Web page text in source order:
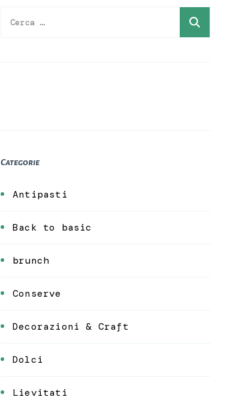
Ricerca
Categorie
Antipasti
Back to basic
brunch
Conserve
Decorazioni & Craft
Dolci
Lievitati